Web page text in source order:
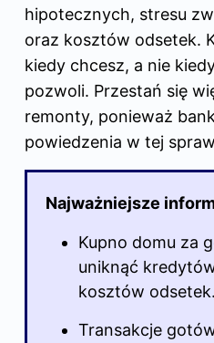
hipotecznych, stresu
oraz kosztów odsetek.
kiedy chcesz, a nie
pozwoli. Przestań się
remonty, ponieważ
powiedzenia w tej
Najważniejsze
Kupno domu za
uniknąć
kosztów odsetek.
Transakcje